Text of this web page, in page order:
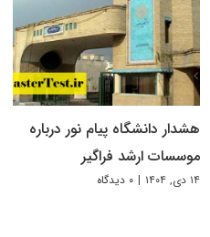
هشدار دانشگاه پیام نور درباره
موسسات ارشد فراگیر
۱۴ دی, ۱۴۰۴ | ۰ دیدگاه